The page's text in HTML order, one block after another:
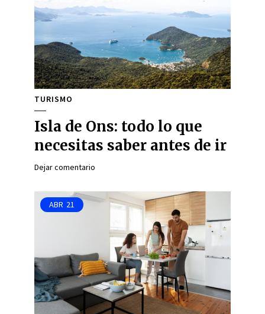
TURISMO
Isla de Ons: todo lo que
necesitas saber antes de ir
Dejar comentario
ABR 21